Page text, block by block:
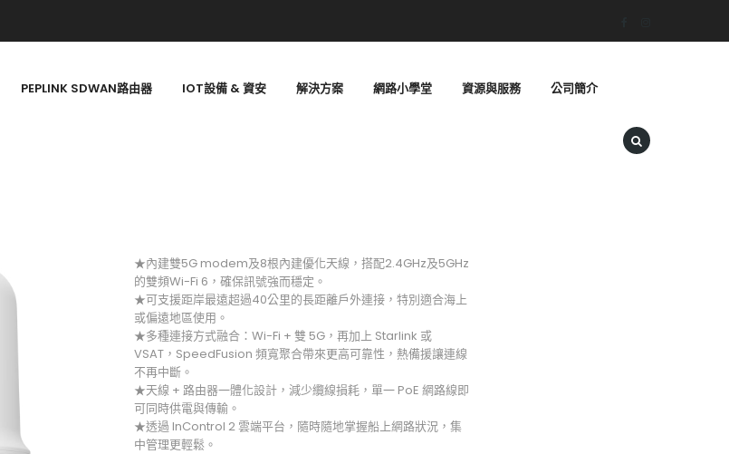
PEPLINK SDWAN路由器 IOT設備 & 資安 解決方案 網路小學堂 資源與服務 公司簡介
★內建雙5G modem及8根內建優化天線，搭配2.4GHz及5GHz
的雙頻Wi-Fi 6，確保訊號強而穩定。
★可支援距岸最遠超過40公里的長距離戶外連接，特別適合海上
或偏遠地區使用。
★多種連接方式融合：Wi-Fi + 雙 5G，再加上 Starlink 或
VSAT，SpeedFusion 頻寬聚合帶來更高可靠性，熱備援讓連線
不再中斷。
★天線 + 路由器一體化設計，減少纜線損耗，單一 PoE 網路線即
可同時供電與傳輸。
★透過 InControl 2 雲端平台，隨時隨地掌握船上網路狀況，集
中管理更輕鬆。